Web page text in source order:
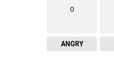
0
ANGRY